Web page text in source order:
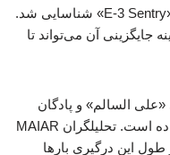
عنوان یک هواپیمای شناسایی و آواکس «E-3 Sentry» شناسایی شد.
جایگزینی آن می‌تواند تا
«علی السالم» و پادگان
«عریفجان» در کویت را نیز هدف قرار داده است. تحلیلگران MAIAR
طول این درگیری بارها